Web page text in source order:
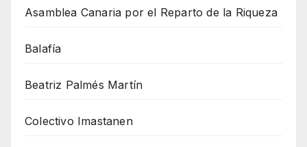
Asamblea Canaria por el Reparto de la Riqueza
Balafía
Beatriz Palmés Martín
Colectivo Imastanen